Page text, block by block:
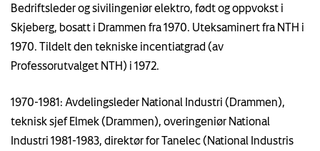
Bedriftsleder og sivilingeniør elektro, født og oppvokst i
Skjeberg, bosatt i Drammen fra 1970. Uteksaminert fra NTH i
1970. Tildelt den tekniske incentiatgrad (av
Professorutvalget NTH) i 1972.
1970-1981: Avdelingsleder National Industri (Drammen),
teknisk sjef Elmek (Drammen), overingeniør National
Industri 1981-1983, direktør for Tanelec (National Industris